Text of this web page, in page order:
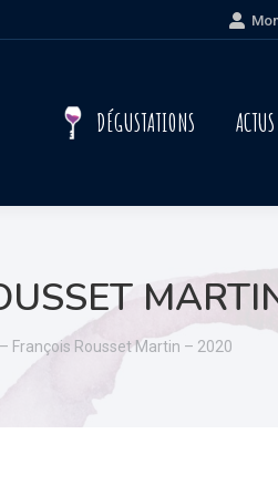
DÉGUSTATIONS ACTUS
François Rousset Martin – 2020